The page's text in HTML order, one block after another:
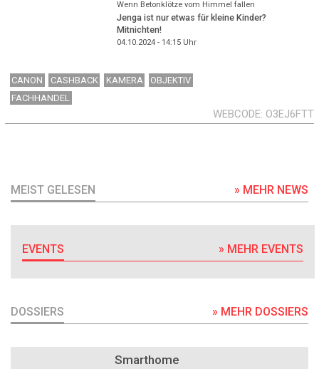
Wenn Betonklötze vom Himmel fallen
Jenga ist nur etwas für kleine Kinder?
Mitnichten!
04.10.2024 - 14:15Uhr
CANON CASHBACK KAMERA
OBJEKTIV
FACHHANDEL
WEBCODE O3EJ6FTT
MEIST GELESEN » MEHR NEWS
EVENTS » MEHR EVENTS
DOSSIERS » MEHR DOSSIERS
Smarthome